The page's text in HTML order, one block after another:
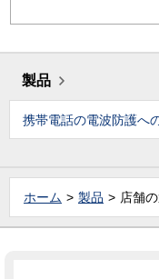
製品
携帯電話の電波防護へ
ホーム 製品 店舗